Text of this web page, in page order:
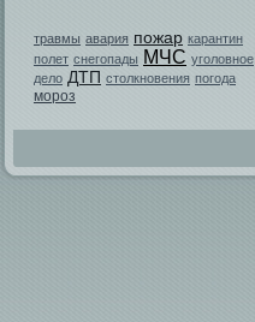
травмы авария пожар карантин
полет снегопады МЧС уголовное
дело ДТП столкновения погода
мороз